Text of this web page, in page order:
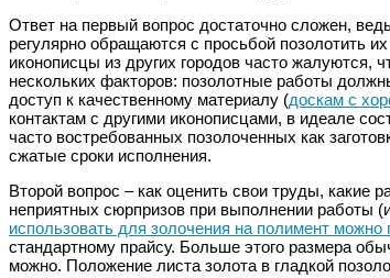
Ответ на первый вопрос достаточно сложен,
регулярно обращаются с просьбой позолотить
иконописцы из других городов часто жалуются,
нескольких факторов: позолотные работы
доступ к качественному материалу (доскам с
контактам с другими иконописцами, в идеале
часто востребованных позолоченных как
сжатые сроки исполнения.
Второй вопрос – как оценить свои труды, какие
неприятных сюрпризов при выполнении работы
использовать для золочения на полимент можно
стандартному прайсу. Больше этого размера
можно. Положение листа золота в гладкой